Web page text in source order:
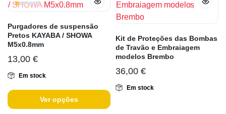
Purgadores de suspensão
Pretos KAYABA / SHOWA
M5x0.8mm
13,00 €
Em stock
Ver opções
Kit de Proteções das Bombas
de Travão e Embraiagem
modelos Brembo
36,00 €
Em stock